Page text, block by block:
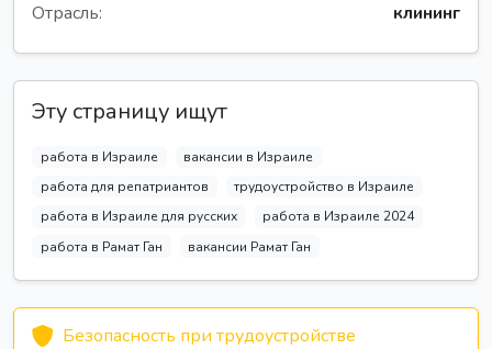
Отрасль:
клининг
Эту страницу ищут
работа в Израиле
вакансии в Израиле
работа для репатриантов
трудоустройство в Израиле
работа в Израиле для русских
работа в Израиле 2024
работа в Рамат Ган
вакансии Рамат Ган
Безопасность при трудоустройстве